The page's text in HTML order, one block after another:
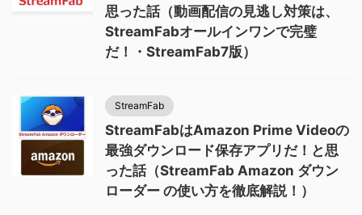
思った話（動画配信の見逃し対策は、
StreamFabオールインワンで完璧
だ！・StreamFab7版）
StreamFab
StreamFabはAmazon Prime Videoの
最強ダウンロード保存アプリだ！と思
った話（StreamFab Amazon ダウン
ローダー の使い方を徹底解説！）